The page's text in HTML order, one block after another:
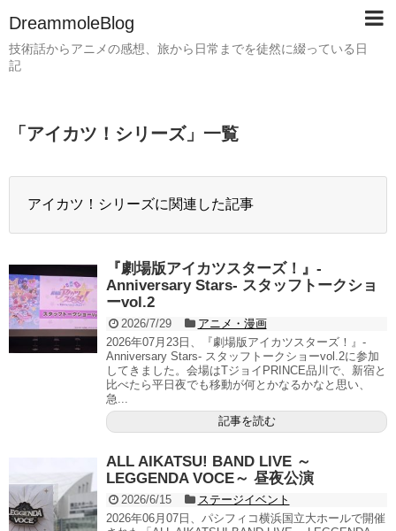
DreammoleBlog
技術話からアニメの感想、旅から日常までを徒然に綴っている日
記
「 アイカツ！シリーズ」 一覧
アイカツ！シリーズに関連した記事
『劇場版アイカツスターズ！』-
Anniversary Stars- スタッフトークショ
ーvol.2
2026/7/29
アニメ・漫画
2026年07月23日、『劇場版アイカツスターズ！』-
Anniversary Stars- スタッフトークショーvol.2に参加
してきました。会場はTジョイPRINCE品川で、新宿と
比べたら平日夜でも移動が何とかなるかなと思い、
急...
記事を読む
ALL AIKATSU! BAND LIVE ～
LEGGENDA VOCE～ 昼夜公演
2026/6/15
ステージイベント
2026年06月07日、パシフィコ横浜国立大ホールで開催